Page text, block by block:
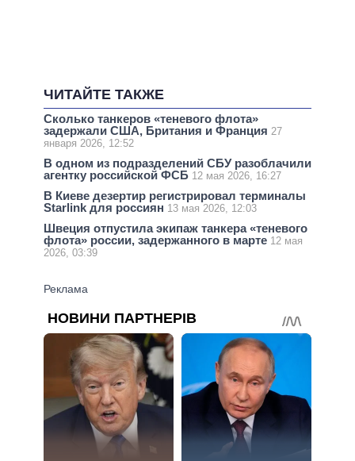
ЧИТАЙТЕ ТАКЖЕ
Сколько танкеров «теневого флота»
задержали США, Британия и Франция 27
января 2026, 12:52
В одном из подразделений СБУ разоблачили
агентку российской ФСБ 12 мая 2026, 16:27
В Киеве дезертир регистрировал терминалы
Starlink для россиян 13 мая 2026, 12:03
Швеция отпустила экипаж танкера «теневого
флота» россии, задержанного в марте 12 мая
2026, 03:39